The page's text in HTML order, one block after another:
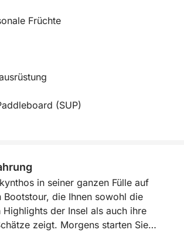
Früchte
(SUP)
in seiner ganzen Fülle auf
Bootstour, die Ihnen sowohl die
der Insel als auch ihre
zeigt. Morgens starten Sie